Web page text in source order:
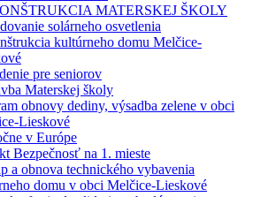
MATERSKEJ ŠKOLY
solárneho osvetlenia
kultúrneho domu Melčice-
pre seniorov
Materskej školy
obnovy dediny, výsadba zelene v obci
Lieskové
v Európe
Bezpečnosť na 1. mieste
a obnova technického vybavenia
domu v obci Melčice-Lieskové